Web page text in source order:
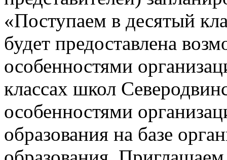
«Поступаем в десятый
будет предоставлена
особенностями
классах школ
особенностями
образования на базе